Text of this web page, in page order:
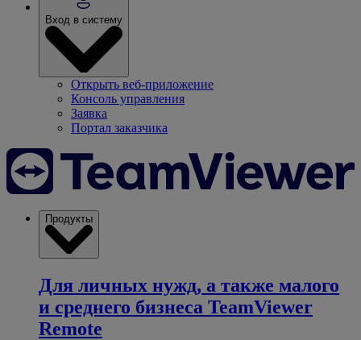
Вход в систему
Открыть веб-приложение
Консоль управления
Заявка
Портал заказчика
Продукты
Для личных нужд, а также малого
и среднего бизнеса TeamViewer
Remote